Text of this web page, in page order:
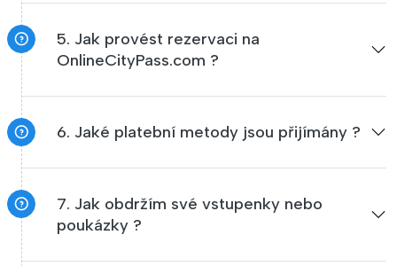
5. Jak provést rezervaci na
OnlineCityPass.com ?
6. Jaké platební metody jsou přijímány ?
7. Jak obdržím své vstupenky nebo
poukázky ?